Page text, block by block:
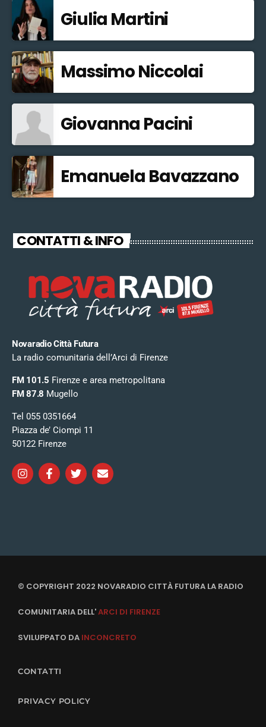
Giulia Martini
Massimo Niccolai
Giovanna Pacini
Emanuela Bavazzano
CONTATTI & INFO
Novaradio Città Futura
La radio comunitaria dell’Arci di Firenze
FM 101.5 Firenze e area metropolitana
FM 87.8 Mugello
Tel 055 0351664
Piazza de’ Ciompi 11
50122 Firenze
© COPYRIGHT 2022 NOVARADIO CITTÀ FUTURA LA RADIO
COMUNITARIA DELL'ARCI DI FIRENZE
SVILUPPATO DA INCONCRETO
CONTATTI
PRIVACY POLICY